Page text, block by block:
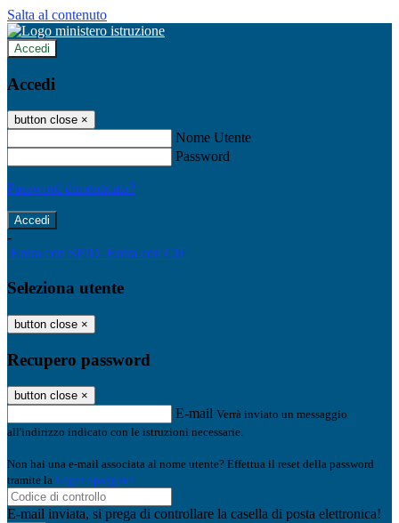
Salta al contenuto
Accedi
Accedi
button close ×
Nome Utente
Password
Password dimenticata?
-
Entra con SPID Entra con CIE
Seleziona utente
button close ×
Recupero password
button close ×
E-mail Verrà inviato un messaggio
all'indirizzo indicato con le istruzioni necessarie.
Non hai una e-mail associata al nome utente? Effettua il reset della password
tramite la Login Spaggiari
E-mail inviata, si prega di controllare la casella di posta elettronica!